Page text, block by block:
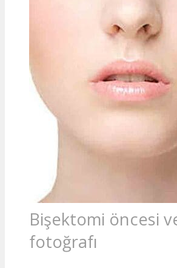
Bişektomi öncesi
fotoğrafı